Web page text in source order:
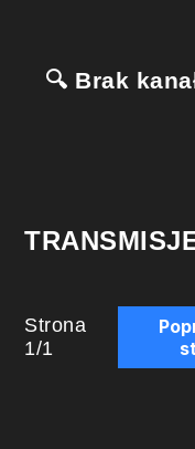
🔍 Brak
Strona
1/1